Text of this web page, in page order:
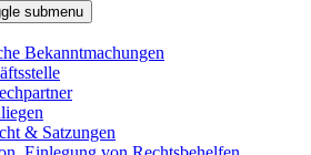
submenu
Bekanntmachungen
& Satzungen